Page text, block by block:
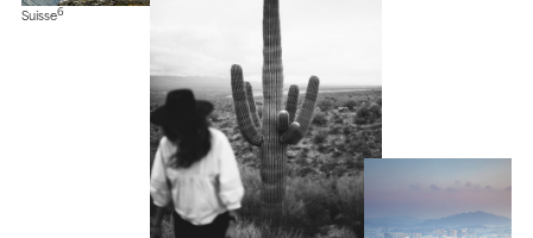
Suisse6